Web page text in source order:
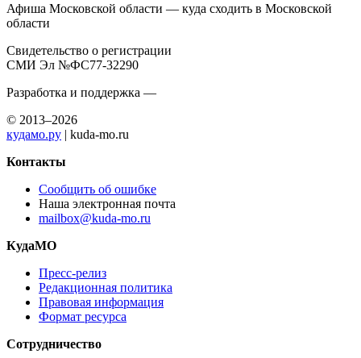
Афиша Московской области — куда сходить в Московской
области
Свидетельство о регистрации
СМИ Эл №ФС77-32290
Разработка и поддержка —
© 2013–2026
кудамо.ру | kuda-mo.ru
Контакты
Сообщить об ошибке
Наша электронная почта
mailbox@kuda-mo.ru
КудаМО
Пресс-релиз
Редакционная политика
Правовая информация
Формат ресурса
Сотрудничество